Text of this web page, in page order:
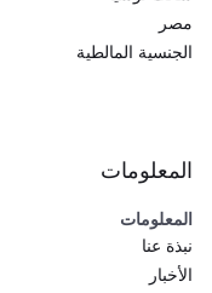
مصر
الجنسية المالطية
المعلومات
المعلومات
نبذة عنا
الأخبار